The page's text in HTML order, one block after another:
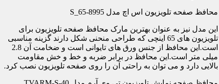
محافظ صفحه تلویزیون اس اچ مدل S_65-8995
این مدل نیز به عنوان بهترین مارک محافظ صفحه تلویزیون برای
تلویزیون های 65 اینچی که طراحی منحنی شکل دارند گزینه مناسبی
است.این محافظ از جنس ورق های تایوانی است و ضخامت آن 2.8
میلی متر است.این محافظ در برابر ضربه و خط و خش مقاومت
بالایی دارد و می توان به راحتی آن را روی صفحه تلویزیون نصب کرد.